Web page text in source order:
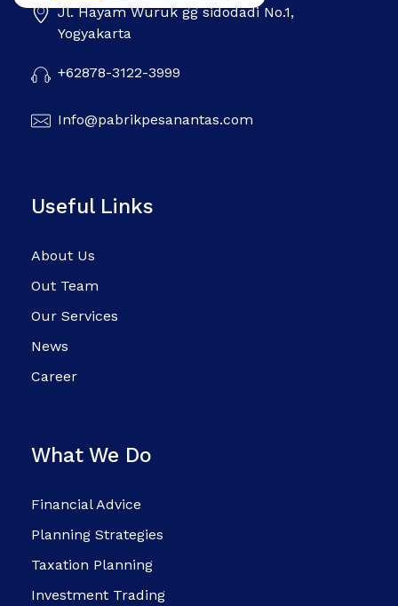
Pabrik Pesanan Tas Jl. Hayam Wuruk gg sidodadi No.1,
Yogyakarta
+62878-3122-3999
Info@pabrikpesanantas.com
Useful Links
About Us
Out Team
Our Services
News
Career
What We Do
Financial Advice
Planning Strategies
Taxation Planning
Investment Trading